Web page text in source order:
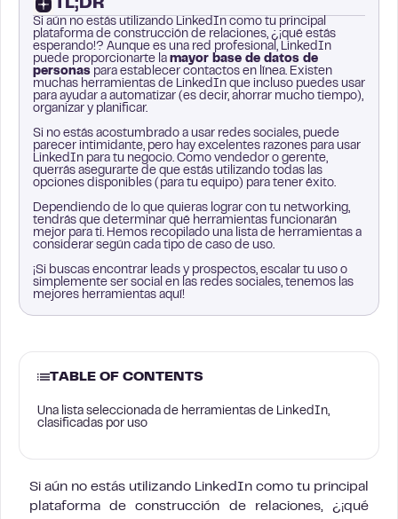
TL;DR
Si aún no estás utilizando LinkedIn como tu principal
plataforma de construcción de relaciones, ¿¡qué estás
esperando!? Aunque es una red profesional, LinkedIn
puede proporcionarte la mayor base de datos de
personas para establecer contactos en línea. Existen
muchas herramientas de LinkedIn que incluso puedes usar
para ayudar a automatizar (es decir, ahorrar mucho tiempo),
organizar y planificar.
Si no estás acostumbrado a usar redes sociales, puede
parecer intimidante, pero hay excelentes razones para usar
LinkedIn para tu negocio. Como vendedor o gerente,
querrás asegurarte de que estás utilizando todas las
opciones disponibles (para tu equipo) para tener éxito.
Dependiendo de lo que quieras lograr con tu networking,
tendrás que determinar qué herramientas funcionarán
mejor para ti. Hemos recopilado una lista de herramientas a
considerar según cada tipo de caso de uso.
¡Si buscas encontrar leads y prospectos, escalar tu uso o
simplemente ser social en las redes sociales, tenemos las
mejores herramientas aquí!
TABLE OF CONTENTS
Una lista seleccionada de herramientas de LinkedIn,
clasificadas por uso
Si aún no estás utilizando LinkedIn como tu principal
plataforma de construcción de relaciones, ¿¡qué